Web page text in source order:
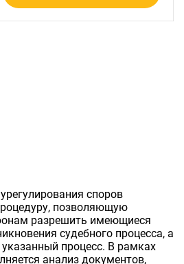
споров
позволяющую
разрешить имеющиеся
судебного процесса, а
процесс. В рамках
анализ документов,